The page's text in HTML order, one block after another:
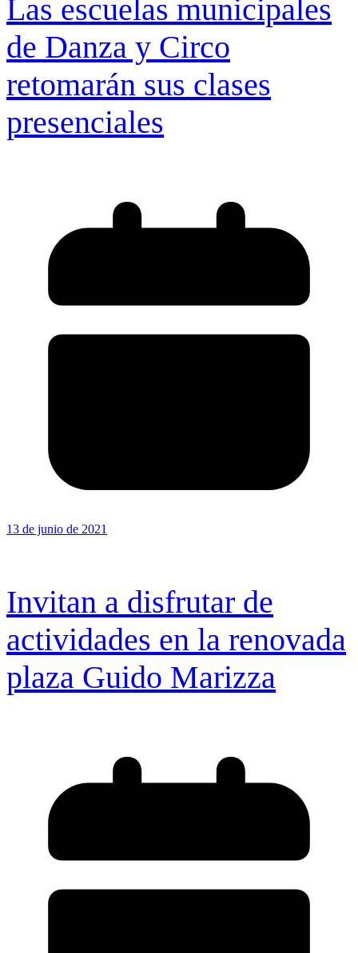
Las escuelas municipales
de Danza y Circo
retomarán sus clases
presenciales
13 de junio de 2021
Invitan a disfrutar de
actividades en la renovada
plaza Guido Marizza